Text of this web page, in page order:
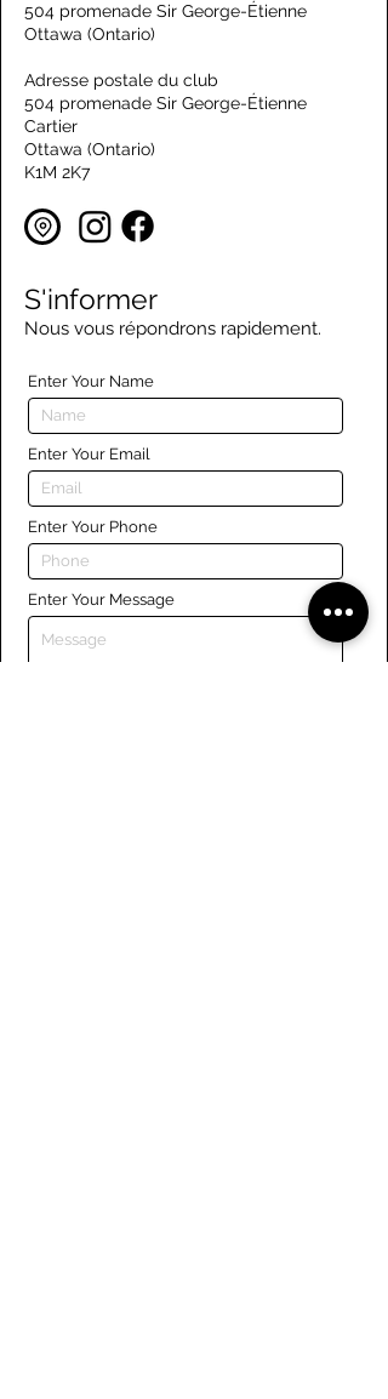
504 promenade Sir George-Étienne
Ottawa (Ontario)
Adresse postale du club
504 promenade Sir George-Étienne
Cartier
Ottawa (Ontario)
K1M 2K7
S'informer
Nous vous répondrons rapidement.
Enter Your Name
Enter Your Email
Enter Your Phone
Enter Your Message